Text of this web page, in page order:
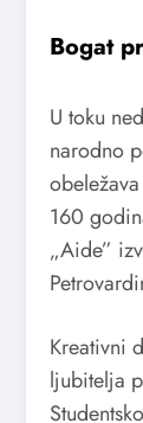
Bogat
U toku
narodno
160
„Aide”
Kreativni
ljubitelja